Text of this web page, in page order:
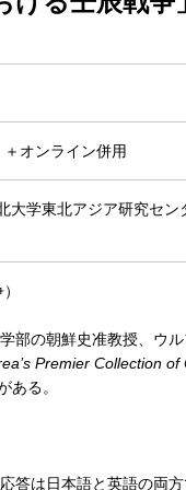
オンライン併用
大学東北アジア研究セン
部の朝鮮史准教授、ウ
Premier Collection
ある。
答は日本語と英語の両方